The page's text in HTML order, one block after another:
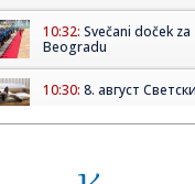
10:32: Svečani doček
Beogradu
10:30: 8. август